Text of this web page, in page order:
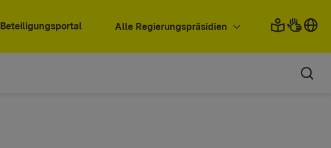
Beteiligungsportal Alle Regierungspräsidien